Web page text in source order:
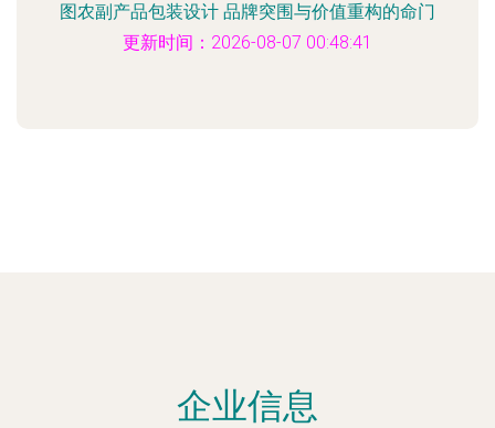
图农副产品包装设计 品牌突围与价值重构的命门
更新时间：2026-08-07 00:48:41
企业信息